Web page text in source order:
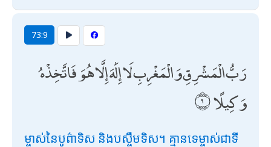
73:9
رَبُّ الْمَشْرِقِ وَالْمَغْرِبِ لَا إِلَٰهَ إِلَّا هُوَ فَاتَّخِذْهُ
وَكِيلًا
ម្ចាស់នៃបូព៌ាទិស និងបស្ចឹមទិស។ គ្មានទេម្ចាស់ជាទី